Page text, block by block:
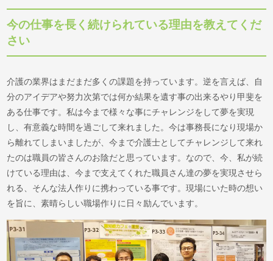
今の仕事を長く続けられている理由を教えてくだ
さい
介護の業界はまだまだ多くの課題を持っています。逆を言えば、自
分のアイデアや努力次第では何か結果を遺す事の出来るやり甲斐を
ある仕事です。私は今まで様々な事にチャレンジをして夢を実現
し、有意義な時間を過ごして来れました。今は事務長になり現場か
ら離れてしまいましたが、今まで介護士としてチャレンジして来れ
たのは職員の皆さんのお陰だと思っています。なので、今、私が続
けている理由は、今まで支えてくれた職員さん達の夢を実現させら
れる、そんな法人作りに携わっている事です。現場にいた時の想い
を旨に、素晴らしい職場作りに日々励んでいます。